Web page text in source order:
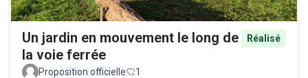
Un jardin en mouvement le long de
la voie ferrée
Réalisé
Proposition officielle 1